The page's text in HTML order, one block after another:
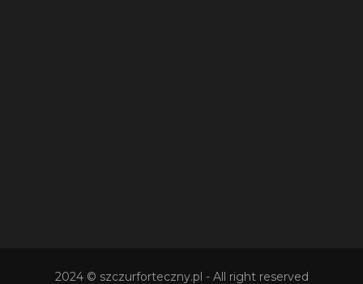
2024 © szczurforteczny.pl - All right reserved